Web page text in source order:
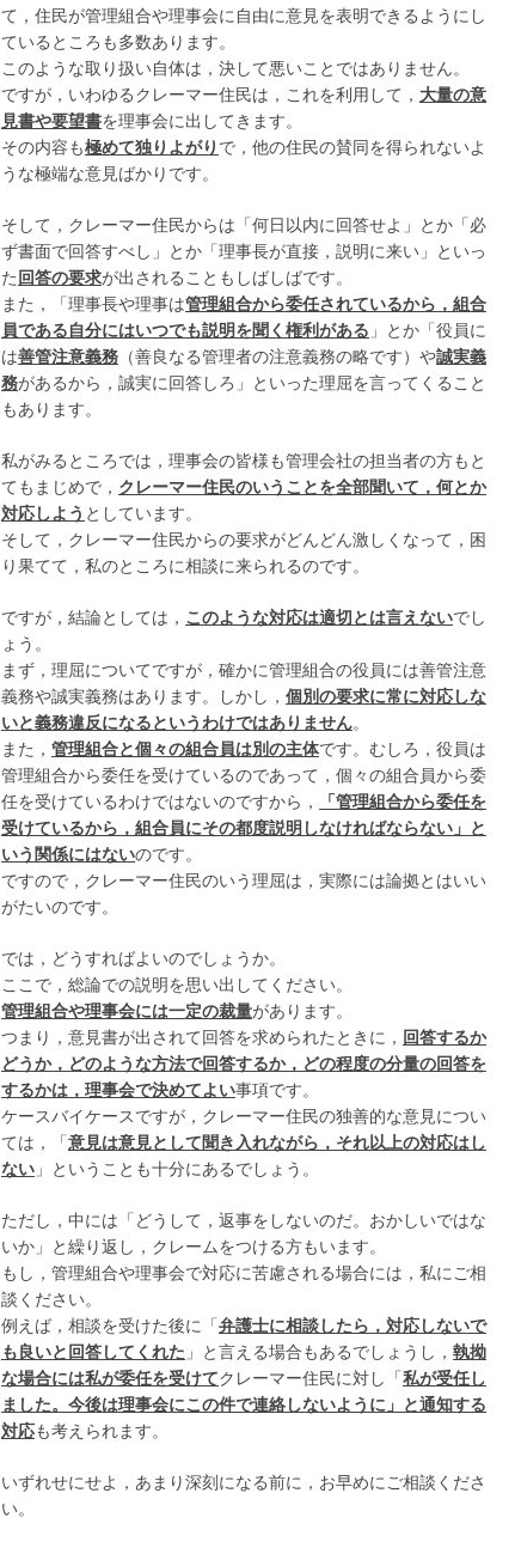
て，住民が管理組合や理事会に自由に意見を表明できるようにし
ているところも多数あります。
このような取り扱い自体は，決して悪いことではありません。
ですが，いわゆるクレーマー住民は，これを利用して， 大量の意
見書や要望書を理事会に出してきます。
その内容も極めて独りよがり で，他の住民の賛同を得られないよ
うな極端な意見ばかりです。
そして，クレーマー住民からは「何日以内に回答せよ」とか「必
ず書面で回答すべし」とか「理事長が直接，説明に来い」といっ
た 回答の要求が出されることもしばしばです。
また，「理事長や理事は管理組合から委任されているから，組合
員である自分にはいつでも説明を聞く権利がある 」とか「役員に
は善管注意義務 （善良なる管理者の注意義務の略です）や誠実義
務があるから，誠実に回答しろ」といった理屈を言ってくること
もあります。
私がみるところでは，理事会の皆様も管理会社の担当者の方もと
てもまじめで， クレーマー住民のいうことを全部聞いて，何とか
対応しよう としています。
そして，クレーマー住民からの要求がどんどん激しくなって，困
り果てて，私のところに相談に来られるのです。
ですが，結論としては， このような対応は適切とは言えないでし
ょう。
まず，理屈についてですが，確かに管理組合の役員には善管注意
義務や誠実義務はあります。しかし， 個別の要求に常に対応しな
いと義務違反になるというわけではありません。
また， 管理組合と個々の組合員は別の主体です。むしろ，役員は
管理組合から委任を受けているのであって，個々の組合員から委
任を受けているわけではないのですから，
「管理組合から委任を
受けているから，組合員にその都度説明しなければならない」と
いう関係にはないのです。
ですので，クレーマー住民のいう理屈は，実際には論拠とはいい
がたいのです。
では，どうすればよいのでしょうか。
ここで，総論での説明を思い出してください。
管理組合や理事会には一定の裁量があります。
つまり，意見書が出されて回答を求められたときに， 回答するか
どうか，どのような方法で回答するか，どの程度の分量の回答を
するかは，理事会で決めてよい事項です。
ケースバイケースですが，クレーマー住民の独善的な意見につい
ては，「 意見は意見として聞き入れながら，それ以上の対応はし
ない 」ということも十分にあるでしょう。
ただし，中には「どうして，返事をしないのだ。おかしいではな
いか」と繰り返し，クレームをつける方もいます。
もし，管理組合や理事会で対応に苦慮される場合には，私にご相
談ください。
例えば，相談を受けた後に「 弁護士に相談したら，対応しないで
も良いと回答してくれた 」と言える場合もあるでしょうし， 執拗
な場合には私が委任を受けてクレーマー住民に対し「 私が受任し
ました。今後は理事会にこの件で連絡しないように」と通知する
対応も考えられます。
いずれせにせよ，あまり深刻になる前に，お早めにご相談くださ
い。